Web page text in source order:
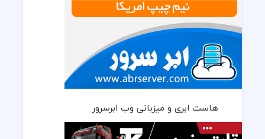
هاست ابری و میزبانی وب ابرسرور